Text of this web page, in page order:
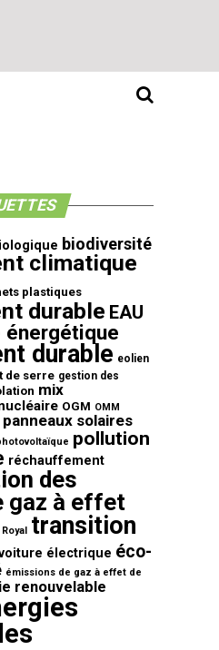
biodiversité
climatique
plastiques
durable EAU
durable eolien
de serre gestion des
mix
OGM OMM
panneaux solaires
pollution
réchauffement
des
gaz à effet
transition
électrique éco-
émissions de gaz à effet de
renouvelable